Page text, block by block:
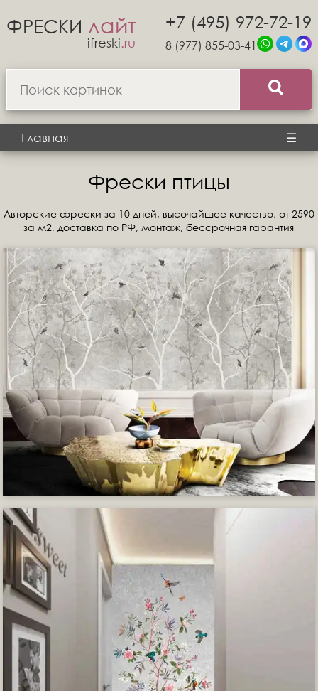
ФРЕСКИ лайт
ifreski.ru
+7 (495) 972-72-19
8 (977) 855-03-41
Главная ☰
Фрески птицы
Авторские фрески за 10 дней, высочайшее качество, от 2590
за м2, доставка по РФ, монтаж, бессрочная гарантия